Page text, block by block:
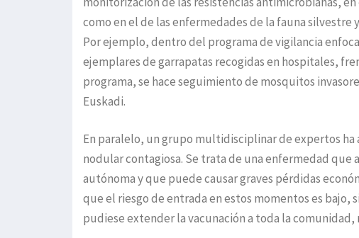
como en el de las enfermedades de la fauna silvestre
Por ejemplo, dentro del programa de vigilancia
ejemplares de garrapatas recogidas en hospitales,
programa, se hace seguimiento de mosquitos
Euskadi.
En paralelo, un grupo multidisciplinar de expertos ha
nodular contagiosa. Se trata de una enfermedad
autónoma y que puede causar graves pérdidas
que el riesgo de entrada en estos momentos es bajo,
pudiese extender la vacunación a toda la comunidad,